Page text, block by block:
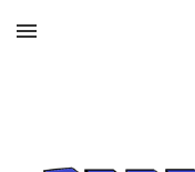
Skip to main content